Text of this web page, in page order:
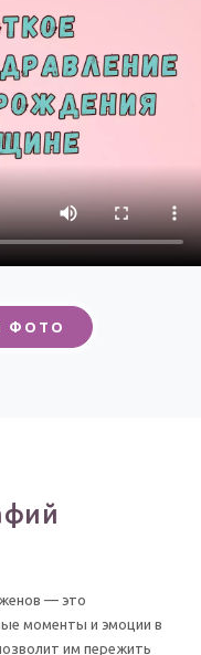
ФОТО
— это
моменты и эмоции в
им пережить